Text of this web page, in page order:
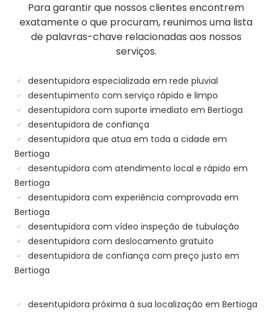
Para garantir que nossos clientes encontrem
exatamente o que procuram, reunimos uma lista
de palavras-chave relacionadas aos nossos
serviços.
desentupidora especializada em rede pluvial
desentupimento com serviço rápido e limpo
desentupidora com suporte imediato em Bertioga
desentupidora de confiança
desentupidora que atua em toda a cidade em
Bertioga
desentupidora com atendimento local e rápido em
Bertioga
desentupidora com experiência comprovada em
Bertioga
desentupidora com vídeo inspeção de tubulação
desentupidora com deslocamento gratuito
desentupidora de confiança com preço justo em
Bertioga
desentupidora próxima à sua localização em Bertioga